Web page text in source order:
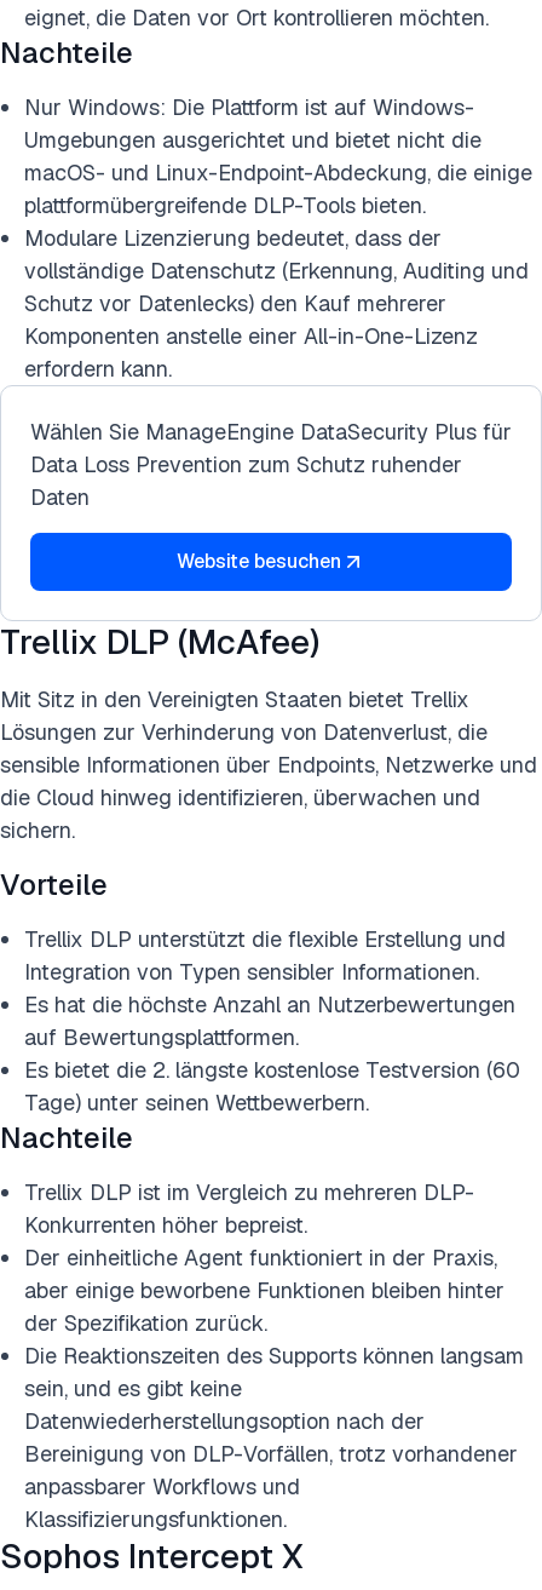
eignet, die Daten vor Ort kontrollieren möchten.
Nachteile
Nur Windows: Die Plattform ist auf Windows-
Umgebungen ausgerichtet und bietet nicht die
macOS- und Linux-Endpoint-Abdeckung, die einige
plattformübergreifende DLP-Tools bieten.
Modulare Lizenzierung bedeutet, dass der
vollständige Datenschutz (Erkennung, Auditing und
Schutz vor Datenlecks) den Kauf mehrerer
Komponenten anstelle einer All-in-One-Lizenz
erfordern kann.
Wählen Sie ManageEngine DataSecurity Plus für
Data Loss Prevention zum Schutz ruhender
Daten
Website besuchen
Trellix DLP (McAfee)
Mit Sitz in den Vereinigten Staaten bietet Trellix
Lösungen zur Verhinderung von Datenverlust, die
sensible Informationen über Endpoints, Netzwerke und
die Cloud hinweg identifizieren, überwachen und
sichern.
Vorteile
Trellix DLP unterstützt die flexible Erstellung und
Integration von Typen sensibler Informationen.
Es hat die höchste Anzahl an Nutzerbewertungen
auf Bewertungsplattformen.
Es bietet die 2. längste kostenlose Testversion (60
Tage) unter seinen Wettbewerbern.
Nachteile
Trellix DLP ist im Vergleich zu mehreren DLP-
Konkurrenten höher bepreist.
Der einheitliche Agent funktioniert in der Praxis,
aber einige beworbene Funktionen bleiben hinter
der Spezifikation zurück.
Die Reaktionszeiten des Supports können langsam
sein, und es gibt keine
Datenwiederherstellungsoption nach der
Bereinigung von DLP-Vorfällen, trotz vorhandener
anpassbarer Workflows und
Klassifizierungsfunktionen.
Sophos Intercept X